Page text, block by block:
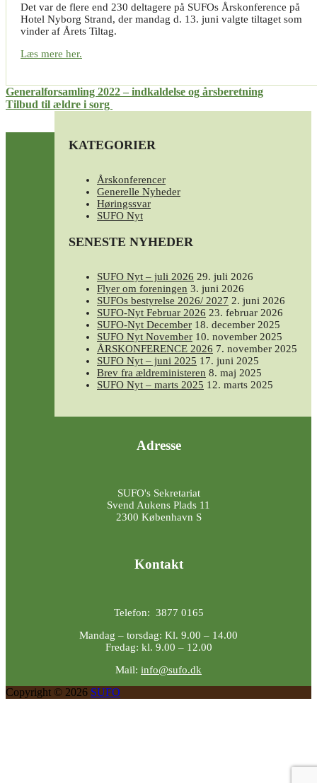
Det var de flere end 230 deltagere på SUFOs Årskonference på
Hotel Nyborg Strand, der mandag d. 13. juni valgte tiltaget som
vinder af Årets Tiltag.
Læs mere her.
Indlægsnavigation
Generalforsamling 2022 – indkaldelse og årsberetning
Tilbud til ældre i sorg
KATEGORIER
Årskonferencer
Generelle Nyheder
Høringssvar
SUFO Nyt
SENESTE NYHEDER
SUFO Nyt – juli 2026 29. juli 2026
Flyer om foreningen 3. juni 2026
SUFOs bestyrelse 2026/ 2027 2. juni 2026
SUFO-Nyt Februar 2026 23. februar 2026
SUFO-Nyt December 18. december 2025
SUFO Nyt November 10. november 2025
ÅRSKONFERENCE 2026 7. november 2025
SUFO Nyt – juni 2025 17. juni 2025
Brev fra ældreministeren 8. maj 2025
SUFO Nyt – marts 2025 12. marts 2025
Adresse
SUFO's Sekretariat
Svend Aukens Plads 11
2300 København S
Kontakt
Telefon: 3877 0165
Mandag – torsdag: Kl. 9.00 – 14.00
Fredag: kl. 9.00 – 12.00
Mail: info@sufo.dk
Copyright © 2026 SUFO